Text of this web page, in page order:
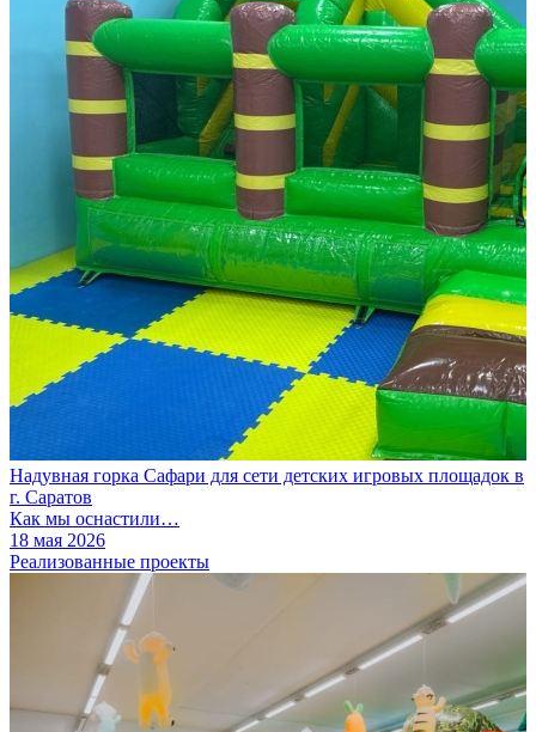
Надувная горка Сафари для сети детских игровых площадок в
г. Саратов
Как мы оснастили…
18 мая 2026
Реализованные проекты